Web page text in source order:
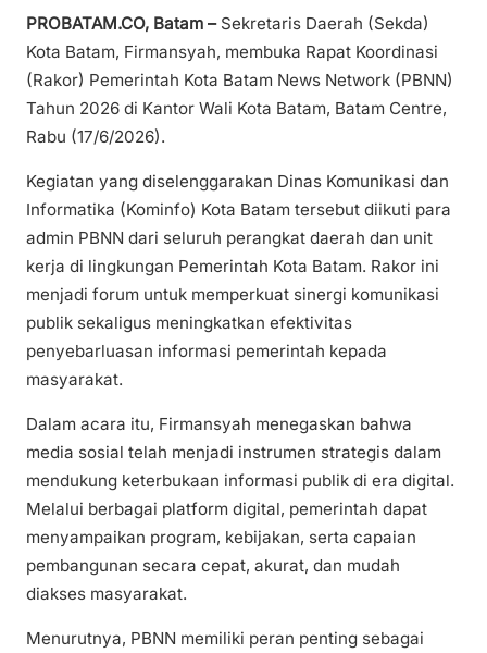
PROBATAM.CO, Batam –Sekretaris Daerah (Sekda)
Kota Batam, Firmansyah, membuka Rapat Koordinasi
(Rakor) Pemerintah Kota Batam News Network (PBNN)
Tahun 2026 di Kantor Wali Kota Batam, Batam Centre,
Rabu (17/6/2026).
Kegiatan yang diselenggarakan Dinas Komunikasi dan
Informatika (Kominfo) Kota Batam tersebut diikuti para
admin PBNN dari seluruh perangkat daerah dan unit
kerja di lingkungan Pemerintah Kota Batam. Rakor ini
menjadi forum untuk memperkuat sinergi komunikasi
publik sekaligus meningkatkan efektivitas
penyebarluasan informasi pemerintah kepada
masyarakat.
Dalam acara itu, Firmansyah menegaskan bahwa
media sosial telah menjadi instrumen strategis dalam
mendukung keterbukaan informasi publik di era digital.
Melalui berbagai platform digital, pemerintah dapat
menyampaikan program, kebijakan, serta capaian
pembangunan secara cepat, akurat, dan mudah
diakses masyarakat.
Menurutnya, PBNN memiliki peran penting sebagai